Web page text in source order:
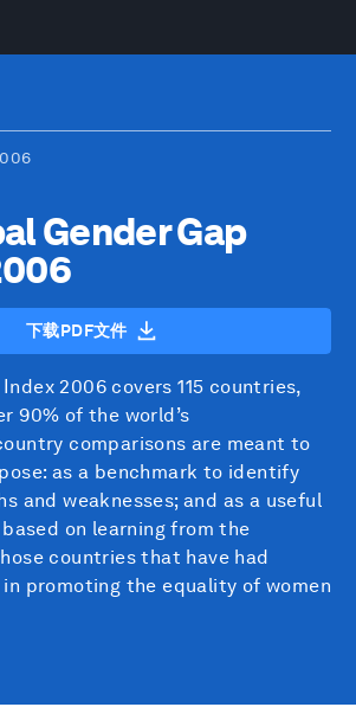
Gender Gap
下载PDF文件
2006 covers 115 countries,
90% of the world’s
comparisons are meant to
as a benchmark to identify
and weaknesses; and as a useful
on learning from the
countries that have had
promoting the equality of women